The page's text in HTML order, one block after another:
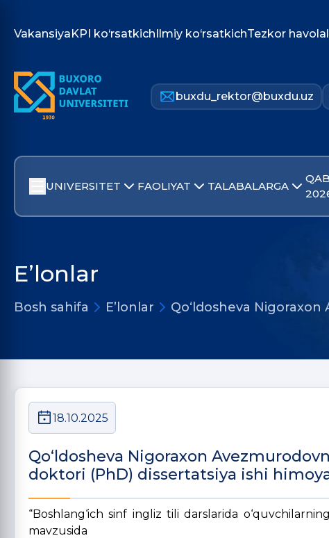
VakansiyaKPI ko‘rsatkichIlmiy ko‘rsatkichTezkor
buxdu_rektor@buxdu.uz
UNIVERSITET FAOLIYAT TALABALARGA
E’lonlar
Bosh sahifa E’lonlar Qo‘ldosheva
18.10.2025
Qo‘ldosheva Nigoraxon
doktori (PhD) dissertatsiya ishi
“Boshlang‘ich sinf ingliz tili darslarida
mavzusida